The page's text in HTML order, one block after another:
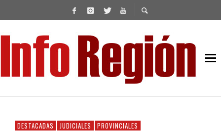
DESTACADAS JUDICIALES PROVINCIALES